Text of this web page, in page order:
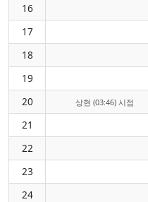
16
17
18
19
20
상현 (03:46) 시점
21
22
23
24